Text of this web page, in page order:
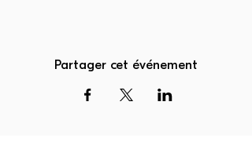
Partager cet événement